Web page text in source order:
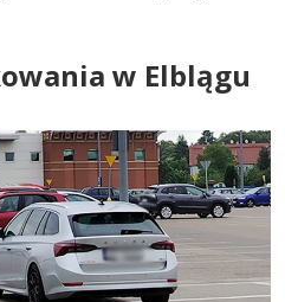
w Elblągu